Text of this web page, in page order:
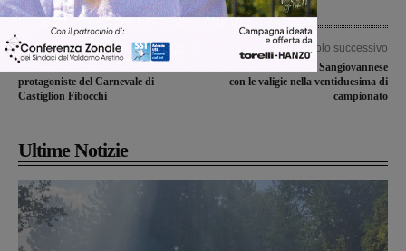
Articolo precedente
Tornano le maschere barocche
protagoniste del Carnevale di
Castiglion Fibocchi
Articolo successivo
Terranuova Traiana e Sangiovannese
con le valigie nella ventiduesima di
campionato
Ultime Notizie